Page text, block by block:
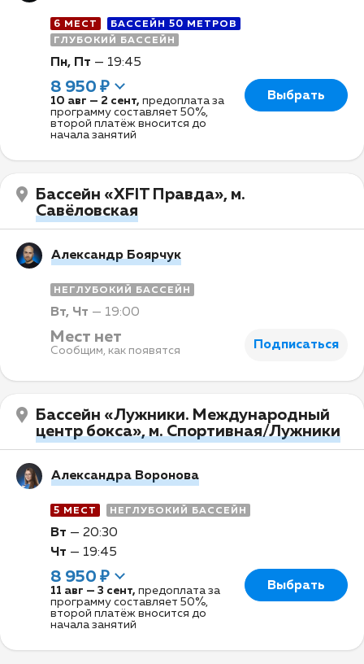
6 МЕСТ
БАССЕЙН 50 МЕТРОВ
ГЛУБОКИЙ БАССЕЙН
Пн, Пт — 19:45
8 950 ₽
10 авг — 2 сент, предоплата за
программу составляет 50%,
второй платёж вносится до
начала занятий
Выбрать
Бассейн «XFIT Правда», м.
Савёловская
Александр Боярчук
НЕГЛУБОКИЙ БАССЕЙН
Вт, Чт — 19:00
Мест нет
Сообщим, как появятся Подписаться
Бассейн «Лужники. Международный
центр бокса», м. Спортивная/Лужники
Александра Воронова
5 МЕСТ НЕГЛУБОКИЙ БАССЕЙН
Вт — 20:30
Чт — 19:45
8 950 ₽
11 авг — 3 сент, предоплата за
программу составляет 50%,
второй платёж вносится до
начала занятий
Выбрать